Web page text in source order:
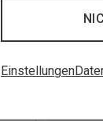
Einstellungen